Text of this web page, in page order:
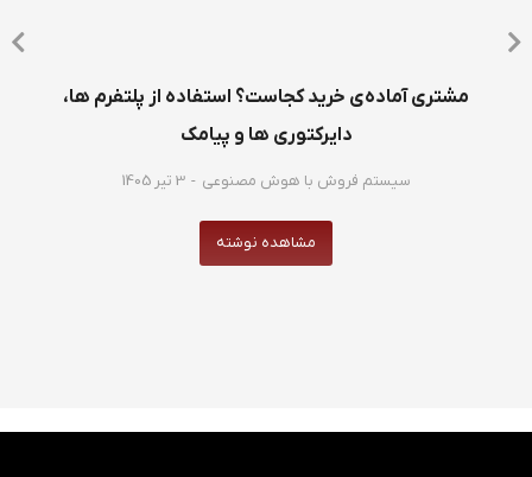
مشتری آماده‌ی خرید کجاست؟ استفاده از پلتفرم ها،
دایرکتوری ها و پیامک
سیستم فروش با هوش مصنوعی 3 تیر 1405
مشاهده نوشته